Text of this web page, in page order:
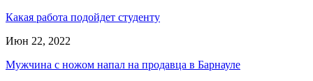
Какая работа подойдет студенту
Июн 22, 2022
Мужчина с ножом напал на продавца в Барнауле